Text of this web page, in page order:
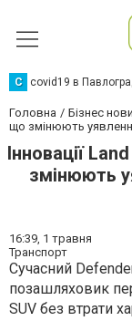
C covid19 в
Головна Бізнес
що змінюють
Інновації
змінюють
16:39, 1 травня
Транспорт
Сучасний
позашляховик
SUV без втрати